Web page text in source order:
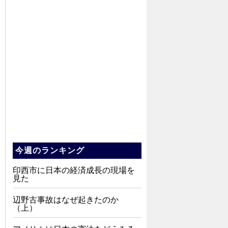
今週のランキング
印西市に日本の経済成長の現場を
見た
辺野古事故はなぜ起きたのか
（上）